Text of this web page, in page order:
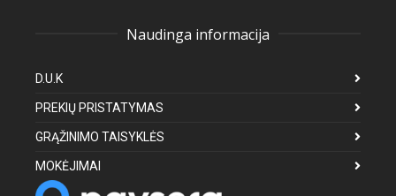
Naudinga informacija
D.U.K
PREKIŲ PRISTATYMAS
GRĄŽINIMO TAISYKLĖS
MOKĖJIMAI